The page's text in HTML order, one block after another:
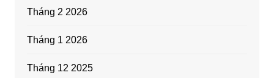
Tháng 2 2026
Tháng 1 2026
Tháng 12 2025